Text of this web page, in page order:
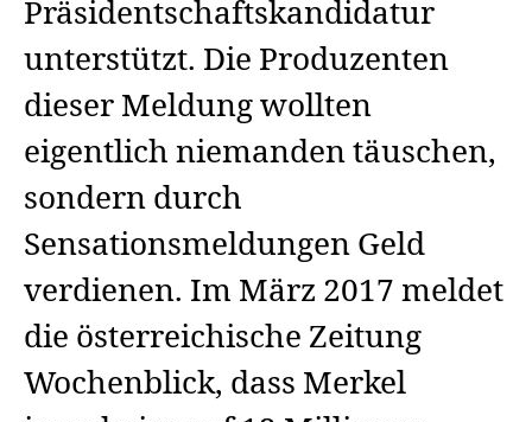
Präsidentschaftskandidatur
unterstützt. Die Produzenten
dieser Meldung wollten
eigentlich niemanden täuschen,
sondern durch
Sensationsmeldungen Geld
verdienen. Im März 2017 meldet
die österreichische Zeitung
Wochenblick, dass Merkel